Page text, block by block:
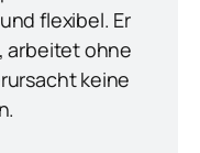
flexibel. Er
arbeitet ohne
keine